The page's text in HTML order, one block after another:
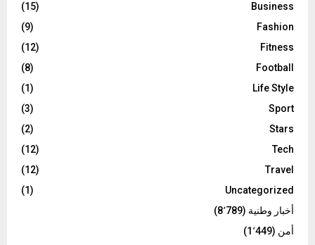
Business
(15)
Fashion
(9)
Fitness
(12)
Football
(8)
Life Style
(1)
Sport
(3)
Stars
(2)
Tech
(12)
Travel
(12)
Uncategorized
(1)
أخبار وطنية (8٬789)
أمن (1٬449)